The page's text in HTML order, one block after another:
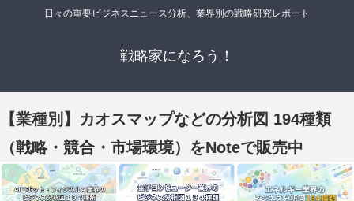
日々の重要ビジネスニュース分析、業界別の戦略研究レポート
戦略家になろう！
【業種別】カオスマップなどの分析図 194種類
（戦略・競合・市場環境）をNoteで販売中